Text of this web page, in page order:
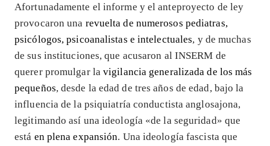
Afortunadamente el informe y el anteproyecto de ley
provocaron una revuelta de numerosos pediatras,
psicólogos, psicoanalistas e intelectuales, y de muchas
de sus instituciones, que acusaron al INSERM de
querer promulgar lavigilancia generalizada de los más
pequeños, desde la edad de tres años de edad, bajo la
influencia de la psiquiatría conductista anglosajona,
legitimando así una ideología «de la seguridad» que
está en plena expansión. Una ideología fascista que